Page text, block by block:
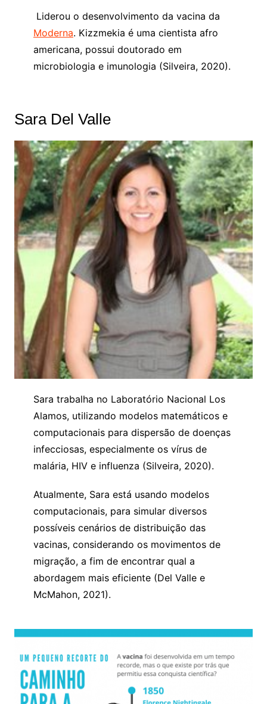
Liderou o desenvolvimento da vacina da
Moderna. Kizzmekia é uma cientista afro
americana, possui doutorado em
microbiologia e imunologia (Silveira, 2020).
Sara Del Valle
Sara trabalha no Laboratório Nacional Los
Alamos, utilizando modelos matemáticos e
computacionais para dispersão de doenças
infecciosas, especialmente os vírus de
malária, HIV e influenza (Silveira, 2020).
Atualmente, Sara está usando modelos
computacionais, para simular diversos
possíveis cenários de distribuição das
vacinas, considerando os movimentos de
migração, a fim de encontrar qual a
abordagem mais eficiente (Del Valle e
McMahon, 2021).